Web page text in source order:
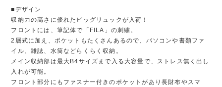
■デザイン
収納力の高さに優れたビッグリュックが入荷！
フロントには、筆記体で「FILA」の刺繍。
2層式に加え、ポケットもたくさんあるので、パソコンや書類ファ
イル、雑誌、水筒などらくらく収納。
メイン収納部は最大B4サイズまで入る大容量で、ストレス無く出し
入れが可能。
フロント部分にもファスナー付きのポケットがあり長財布やスマ